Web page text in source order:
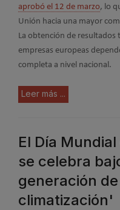
aprobó el 12 de marzo, lo
Unión hacia una mayor
La obtención de resultados
empresas europeas
completa a nivel nacional.
Leer más ...
El Día
se celebra
generación
climatización'